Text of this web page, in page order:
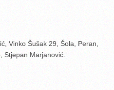
Vinko Šušak 29, Šola, Peran,
Stjepan Marjanović.